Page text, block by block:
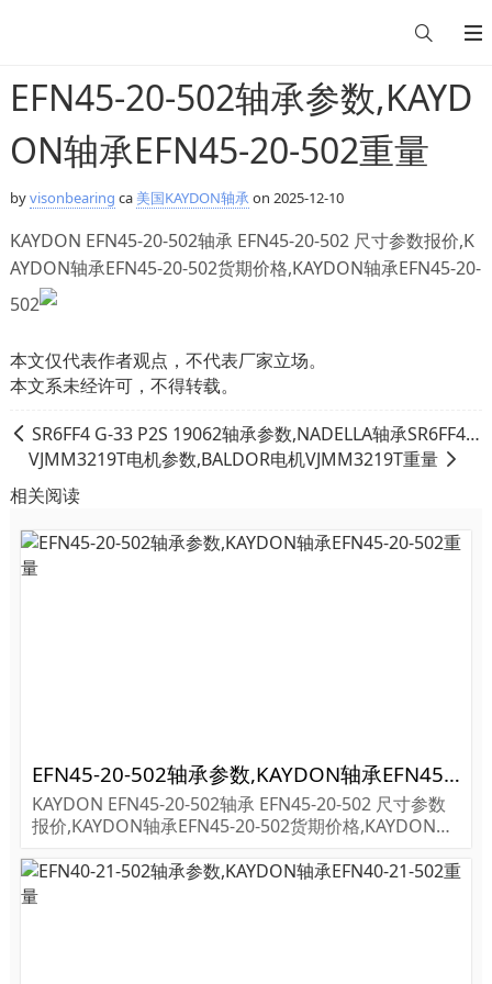
EFN45-20-502轴承参数,KAYD
ON轴承EFN45-20-502重量
byvisonbearing ca 美国KAYDON轴承 on 2025-12-10
KAYDON EFN45-20-502轴承 EFN45-20-502 尺寸参数报价,K
AYDON轴承EFN45-20-502货期价格,KAYDON轴承EFN45-20-
502
本文仅代表作者观点，不代表厂家立场。
本文系未经许可，不得转载。
SR6FF4 G-33 P2S 19062轴承参数,NADELLA轴承SR6FF4 G-33 P2S 19062重量
VJMM3219T电机参数,BALDOR电机VJMM3219T重量
相关阅读
EFN45-20-502轴承参数,KAYDON轴承EFN45-20-502重量
KAYDON EFN45-20-502轴承 EFN45-20-502 尺寸参数
报价,KAYDON轴承EFN45-20-502货期价格,KAYDON轴